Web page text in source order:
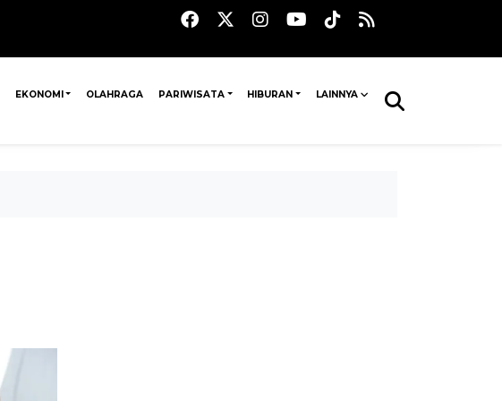
EKONOMI OLAHRAGA PARIWISATA HIBURAN LAINNYA